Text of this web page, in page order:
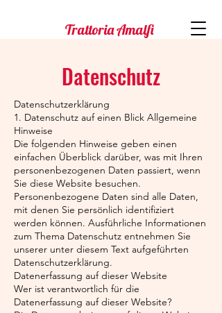
Trattoria Amalfi
Datenschutz
Datenschutzerklärung
1. Datenschutz auf einen Blick Allgemeine
Hinweise
Die folgenden Hinweise geben einen
einfachen Überblick darüber, was mit Ihren
personenbezogenen Daten passiert, wenn
Sie diese Website besuchen.
Personenbezogene Daten sind alle Daten,
mit denen Sie persönlich identifiziert
werden können. Ausführliche Informationen
zum Thema Datenschutz entnehmen Sie
unserer unter diesem Text aufgeführten
Datenschutzerklärung.
Datenerfassung auf dieser Website
Wer ist verantwortlich für die
Datenerfassung auf dieser Website?